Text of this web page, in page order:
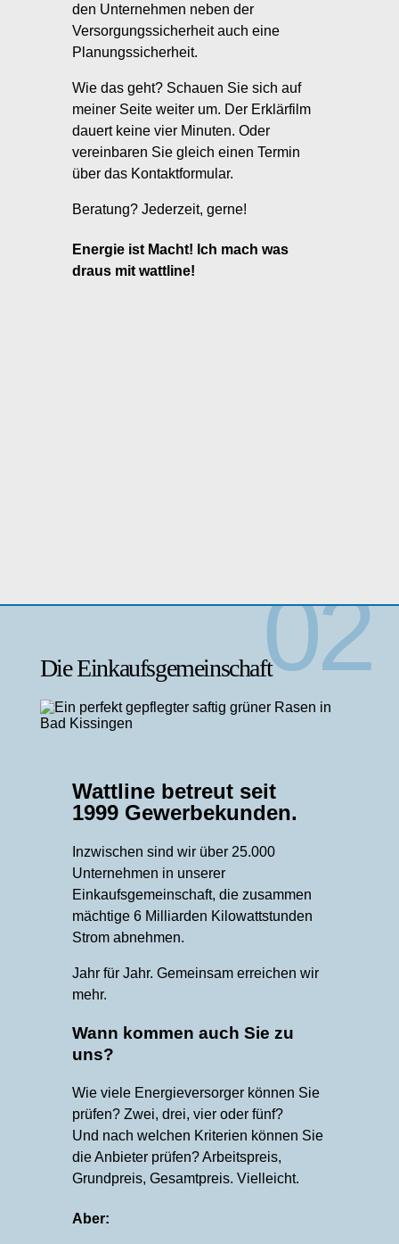
den Unternehmen neben der
Versorgungssicherheit auch eine
Planungssicherheit.
Wie das geht? Schauen Sie sich auf
meiner Seite weiter um. Der Erklärfilm
dauert keine vier Minuten. Oder
vereinbaren Sie gleich einen Termin
über das Kontaktformular.
Beratung? Jederzeit, gerne!
Energie ist Macht! Ich mach was
draus mit wattline!
Die Einkaufsgemeinschaft
Wattline betreut seit
1999 Gewerbekunden.
Inzwischen sind wir über 25.000
Unternehmen in unserer
Einkaufsgemeinschaft, die zusammen
mächtige 6 Milliarden Kilowattstunden
Strom abnehmen.
Jahr für Jahr. Gemeinsam erreichen wir
mehr.
Wann kommen auch Sie zu
uns?
Wie viele Energieversorger können Sie
prüfen? Zwei, drei, vier oder fünf?
Und nach welchen Kriterien können Sie
die Anbieter prüfen? Arbeitspreis,
Grundpreis, Gesamtpreis. Vielleicht.
Aber: